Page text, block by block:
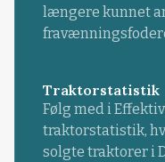
længere kunnet
Traktorstatistik
Følg med i
traktorstatistik,
solgte traktorer i